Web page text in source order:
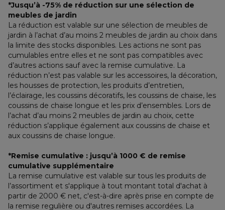
*Jusqu’à -75% de réduction sur une sélection de
meubles de jardin
La réduction est valable sur une sélection de meubles de
jardin à l’achat d’au moins 2 meubles de jardin au choix dans
la limite des stocks disponibles. Les actions ne sont pas
cumulables entre elles et ne sont pas compatibles avec
d’autres actions sauf avec la remise cumulative. La
réduction n’est pas valable sur les accessoires, la décoration,
les housses de protection, les produits d’entretien,
l’éclairage, les coussins décoratifs, les coussins de chaise, les
coussins de chaise longue et les prix d’ensembles. Lors de
l’achat d’au moins 2 meubles de jardin au choix, cette
réduction s’applique également aux coussins de chaise et
aux coussins de chaise longue.
*Remise cumulative : jusqu’à 1000 € de remise
cumulative supplémentaire
La remise cumulative est valable sur tous les produits de
l’assortiment et s'applique à tout montant total d'achat à
partir de 2000 € net, c'est-à-dire après prise en compte de
la remise regulière ou d'autres remises accordées. La